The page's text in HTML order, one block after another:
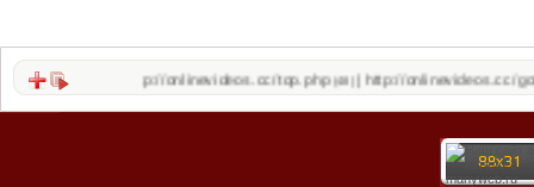
http://onlinevideos.cc/top.php(48)|http://onlinevideos.cc/go/out.php(48)